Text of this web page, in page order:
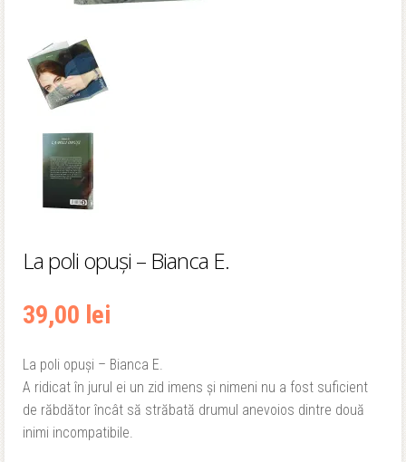
La poli opuși – Bianca E.
39,00 lei
La poli opuși – Bianca E.
A ridicat în jurul ei un zid imens și nimeni nu a fost suficient
de răbdător încât să străbată drumul anevoios dintre două
inimi incompatibile.